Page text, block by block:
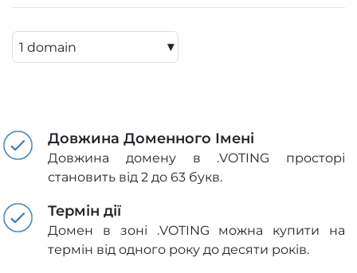
▾
Довжина Доменного Імені
Довжина домену в .VOTING просторі
становить від 2 до 63 букв.
Термін дії
Домен в зоні .VOTING можна купити на
термін від одного року до десяти років.